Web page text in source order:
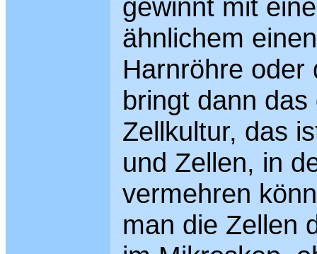
gewinnt mit
ähnlichem
Harnröhre oder
bringt dann
Zellkultur, das
und Zellen, in
vermehren
man die Zellen